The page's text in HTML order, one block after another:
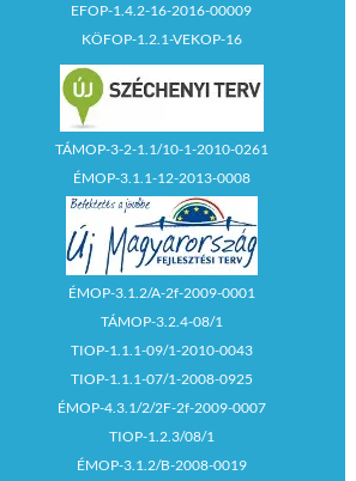
EFOP-1.4.2-16-2016-00009
KÖFOP-1.2.1-VEKOP-16
TÁMOP-3-2-1.1/10-1-2010-0261
ÉMOP-3.1.1-12-2013-0008
ÉMOP-3.1.2/A-2f-2009-0001
TÁMOP-3.2.4-08/1
TIOP-1.1.1-09/1-2010-0043
TIOP-1.1.1-07/1-2008-0925
ÉMOP-4.3.1/2/2F-2f-2009-0007
TIOP-1.2.3/08/1
ÉMOP-3.1.2/B-2008-0019